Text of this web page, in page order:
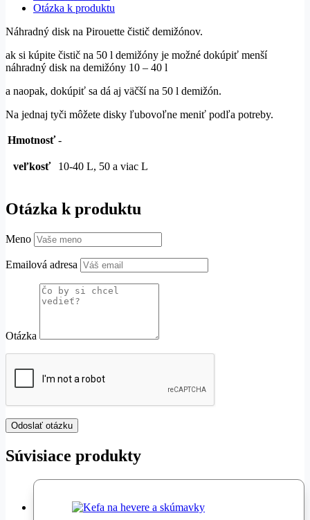
Otázka k produktu
Náhradný disk na Pirouette čistič demižónov.
ak si kúpite čistič na 50 l demižóny je možné dokúpiť menší
náhradný disk na demižóny 10 – 40 l
a naopak, dokúpiť sa dá aj väčší na 50 l demižón.
Na jednaj tyči môžete disky ľubovoľne meniť podľa potreby.
Hmotnosť -
veľkosť 10-40 L, 50 a viac L
Otázka k produktu
Meno
Emailová adresa
Otázka
Súvisiace produkty